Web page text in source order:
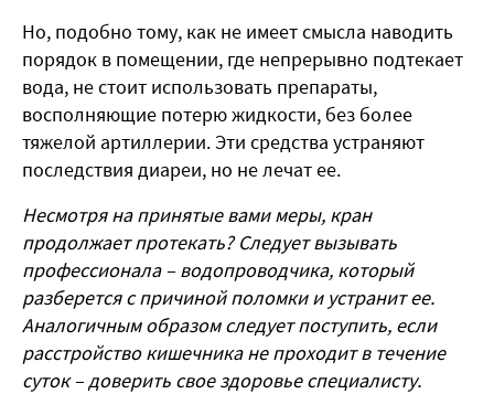
Но, подобно тому, как не имеет смысла наводить
порядок в помещении, где непрерывно подтекает
вода, не стоит использовать препараты,
восполняющие потерю жидкости, без более
тяжелой артиллерии. Эти средства устраняют
последствия диареи, но не лечат ее.
Несмотря на принятые вами меры, кран
продолжает протекать? Следует вызывать
профессионала – водопроводчика, который
разберется с причиной поломки и устранит ее.
Аналогичным образом следует поступить, если
расстройство кишечника не проходит в течение
суток – доверить свое здоровье специалисту.